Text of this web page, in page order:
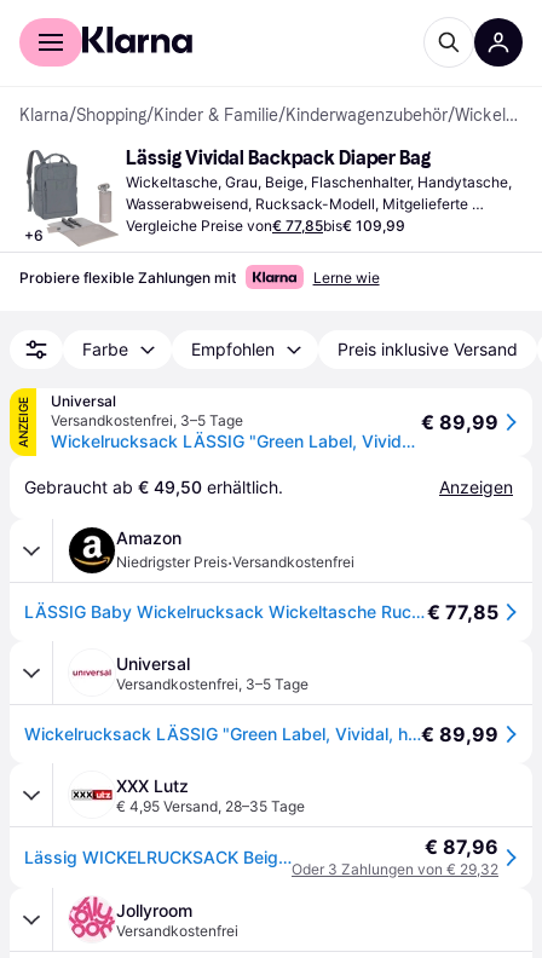
Für Shopper
Klarna/Shopping/Kinder & Familie/Kinderwagenzubehör/ Wickeltaschen
+6
Lässig Vividal Backpack Diaper Bag
Wickeltasche, Grau, Beige, Flaschenhalter, Handytasche,
Wasserabweisend, Rucksack-Modell, Mitgelieferte
Wickelunterlage, Material: Polyester, Füllung: Polyester
Vergleiche Preise von€ 77,85bis€ 109,99
Probiere flexible Zahlungen mit Lerne wie
Farbe Empfohlen Preis inklusive Versand
ANZEIGE
Universal
Versandkostenfrei, 3–5 Tage
Wickelrucksack LÄSSIG "Green Label, Vividal, humus", Damen, Gr. B/H/T: 29cm x 38cm x 14cm, braun (humus), Polyester, Polyurethane, Rucksäcke Wickelrucksack, zum Teil aus recyceltem Material
€ 89,99
Gebraucht ab € 49,50 erhältlich. Anzeigen
Amazon
Niedrigster Preis·Versandkostenfrei
LÄSSIG Baby Wickelrucksack Wickeltasche Rucksack mit Wickelunterlage, Kinderwagenbefestigung, Flaschenhalter nachhaltig produziert/GRE Vividal Backpack anthracite€ 77,85
Universal
Versandkostenfrei, 3–5 Tage
Wickelrucksack LÄSSIG "Green Label, Vividal, humus", Damen, Gr. B/H/T: 29cm x 38cm x 14cm, braun (humus), Polyester, Polyurethane, Rucksäcke Wickelrucksack, zum Teil aus recyceltem Material€ 89,99
XXX Lutz
€ 4,95 Versand, 28–35 Tage
Lässig WICKELRUCKSACK Beige xxxlutz.at € 87,96
Oder 3 Zahlungen von € 29,32
Jollyroom
Versandkostenfrei